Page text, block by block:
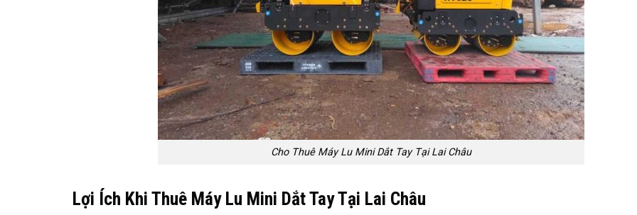
Cho Thuê Máy Lu Mini Dắt Tay Tại Lai Châu
Lợi Ích Khi Thuê Máy Lu Mini Dắt Tay Tại Lai Châu